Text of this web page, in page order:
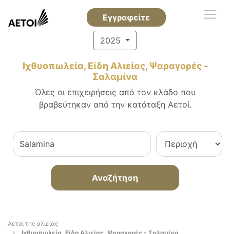
Εγγραφείτε
2025
Ιχθυοπωλεία, Είδη Αλιείας, Ψαραγορές -
Σαλαμίνα
Όλες οι επιχειρήσεις από τον κλάδο που
βραβεύτηκαν από την κατάταξη Αετοί.
Αναζήτηση
Αετοί της αλιείας